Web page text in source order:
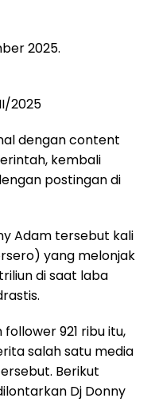
2025.
2025
dengan content
kembali
postingan di
Adam tersebut kali
yang melonjak
di saat laba
921 ribu itu,
salah satu media
Berikut
Dj Donny